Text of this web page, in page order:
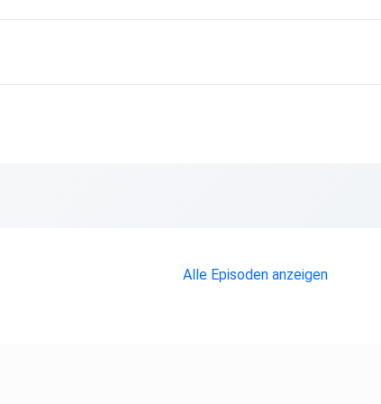
Alle Episoden anzeigen